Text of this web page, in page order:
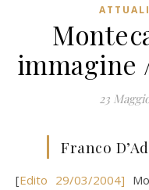
immagine
23
Franco
[ Edito 29/03/2004]